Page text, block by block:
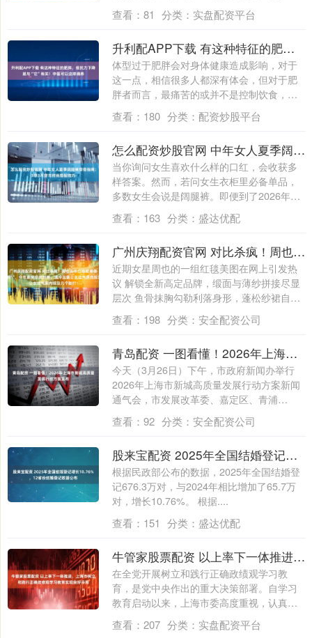
查看： 81 分类： 实盘配资平台
升利配APP下载 有这种特征的肥胖，抵抗力下降就与“它”有关！中医可以这样调养
体型过于肥胖会对身体健康造成影响，对于
这一点，相信很多人都深有体会，但对于肥
胖者而言，最痛苦的或并不是控制饮食，也
不是需....
查看： 180 分类： 配资炒股平台
怎么配资炒股官网 中年女人夏季阔腿裤穿搭指南：3穿3不穿与时尚搭配技巧
当你询问女生喜欢什么样的口红，会收获多
样答案。然而，若问女生衣柜里必备单品，
多数女生会说是阔腿裤。即便到了2026年，
阔....
查看： 163 分类： 盛达优配
广州庆翔配资官网 对比杀疯！周也去年红毯被嘲像＂行走的窗帘＂，今年直接逆袭封神，清冷古堡公主这气质内娱没几个能打！
近期女星周也的一组红毯美图在网上引发热
议 解锁全新高定品牌，缎面与薄纱拼接尽显
层次 鱼骨抹胸勾勒利落身形，蓬松纱裙自带
梦....
查看： 198 分类： 安全配资公司
青岛配资 一图看懂！2026年上海市新城高质量发展行动方案发布
今天（3月26日）下午，市政府新闻办举行
2026年上海市新城高质量发展行动方案新闻
通气会，市发展改革委、嘉定区、青浦
区、....
查看： 92 分类： 安全配资公司
股来宝配资 2025年全国结婚登记增长10.76%，12省份结婚登记数据公布
根据民政部公布的数据，2025年全国结婚登
记676.3万对，与2024年相比增加了65.7万
对，增长10.76%。 根据....
查看： 151 分类： 盛达优配
牛管家股票配资 以上率下一体推进，上海市树立和践行正确政绩观学习教育实现良好开局
在全党开展树立和践行正确政绩观学习教
育，是党中央作出的重大决策部署。自学习
教育启动以来，上海市委高度重视，认真学
习贯彻习....
查看： 207 分类： 实盘配资平台